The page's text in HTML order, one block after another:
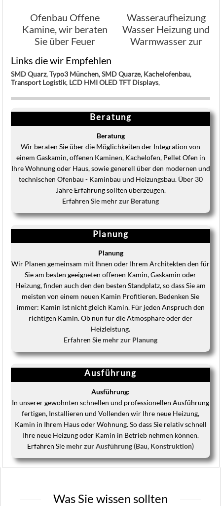
Ofenbau Offene
Kamine, wir beraten
Sie über Feuer
Offenes Feuer
Wasseraufheizung
Wasser Heizung und
Warmwasser zur
Links die wir Empfehlen
SMD Quarz,Typo3 München,SMD Quarze, Kachelofenbau,
Transport Logistik, LCD HMI OLED TFT Displays,
Beratung
Beratung
Wir beraten Sie über die Möglichkeiten der Integration von
einem Gaskamin, offenen Kaminen, Kachelofen, Pellet Ofen in
Ihre Wohnung oder Haus, sowie generell über den modernen und
technischen Ofenbau - Kaminbau und Heizungsbau. Über 30
Jahre Erfahrung sollten überzeugen.
Erfahren Sie mehrzur Beratung
Planung
Planung
Wir Planen gemeinsam mit Ihnen oder Ihrem Architekten den für
Sie am besten geeigneten offenen Kamin, Gaskamin oder
Heizung, finden auch den den besten Standplatz, so dass Sie am
meisten von einem neuen Kamin Profitieren. Bedenken Sie
immer: Kamin ist nicht gleich Kamin. Für jeden Anspruch den
richtigen Kamin. Ob nun für die Atmosphäre oder der
Heizleistung.
Erfahren Sie mehr zur Planung
Ausführung
Ausführung:
In unserer gewohnten schnellen und professionellen Ausführung
fertigen, Installieren und Vollenden wir Ihre neue Heizung,
Kamin in Ihrem Haus oder Wohnung. So dass Sie relativ schnell
Ihre neue Heizung oder Kamin in Betrieb nehmen können.
Erfahren Sie mehr zur Ausführung (Bau, Konstruktion)
Was Sie wissen sollten